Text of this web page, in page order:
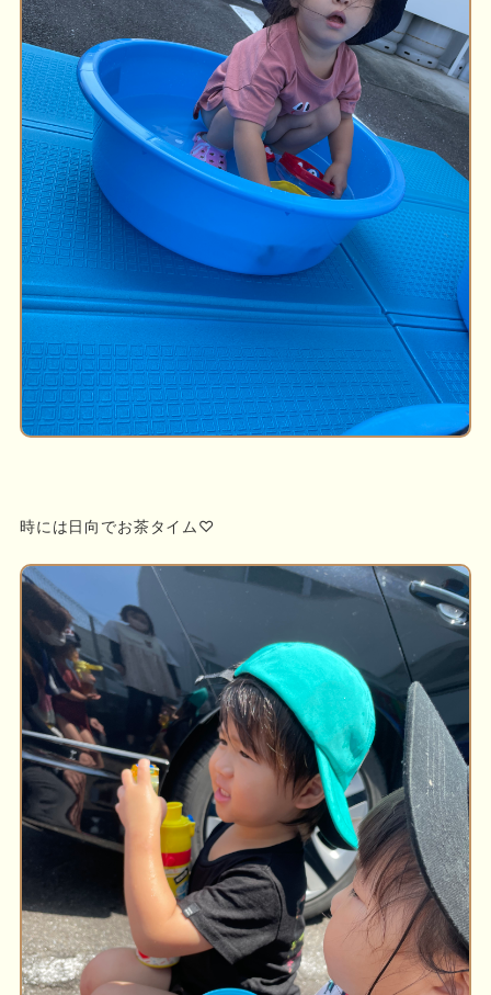
時には日向でお茶タイム♡